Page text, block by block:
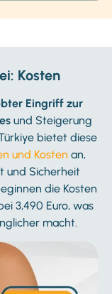
Kosten
Eingriff zur
und Steigerung
bietet diese
und Kosten an,
und Sicherheit
die Kosten
3,490 Euro, was
macht.